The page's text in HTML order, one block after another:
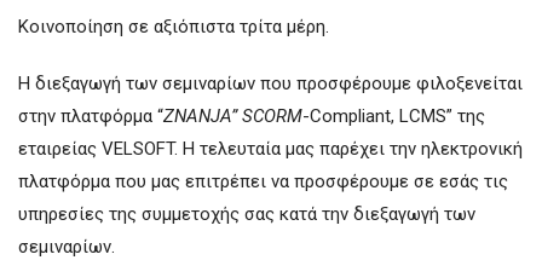
Κοινοποίηση σε αξιόπιστα τρίτα μέρη.
Η διεξαγωγή των σεμιναρίων που προσφέρουμε φιλοξενείται
στην πλατφόρμα “ZNANJA”SCORM-Compliant, LCMS” της
εταιρείας VELSOFT. Η τελευταία μας παρέχει την ηλεκτρονική
πλατφόρμα που μας επιτρέπει να προσφέρουμε σε εσάς τις
υπηρεσίες της συμμετοχής σας κατά την διεξαγωγή των
σεμιναρίων.